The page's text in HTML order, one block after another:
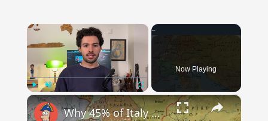
×
Play Unmute Fullscreen
Now Playing
×
Why 45% of Italy Doesn't Speak "Italian"